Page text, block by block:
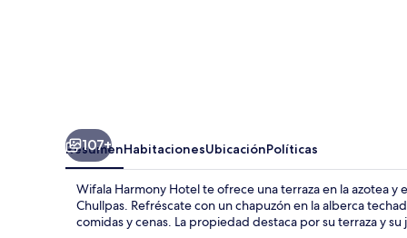
107+
ResumenHabitacionesUbicaciónPolíticas
Wifala Harmony Hotel te ofrece una terraza en la azotea
Chullpas. Refréscate con un chapuzón en la alberca
comidas y cenas. La propiedad destaca por su terraza y su